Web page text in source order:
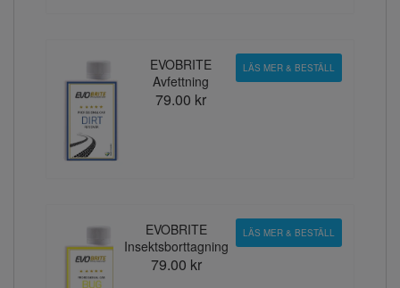
EVOBRITE
Avfettning
79.00 kr
LÄS MER & BESTÄLL
EVOBRITE
Insektsborttagning
79.00 kr
LÄS MER & BESTÄLL